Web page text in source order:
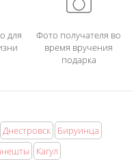
для
Фото получателя во
время вручения
подарка
Днестровск
Бируинца
Кагул